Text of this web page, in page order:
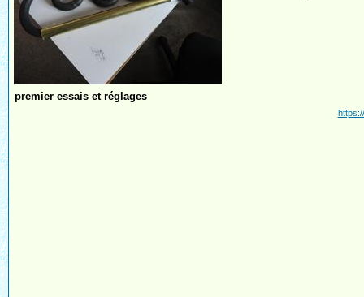
premier essais et réglages